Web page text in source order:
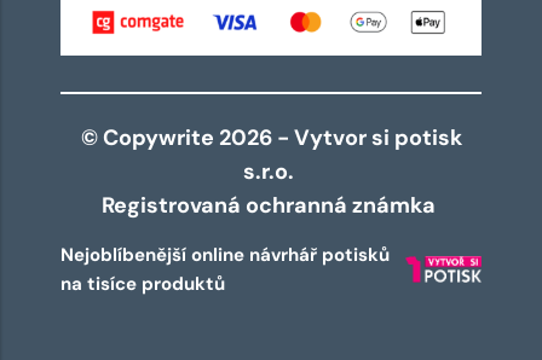
© Copywrite 2026 - Vytvor si potisk
s.r.o.
Registrovaná ochranná známka
Nejoblíbenější online návrhář potisků
na tisíce produktů